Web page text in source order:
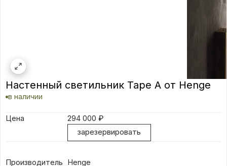
Настенный светильник Tape A от Henge
в наличии
Цена 294 000 ₽
зарезервировать
Производитель Henge